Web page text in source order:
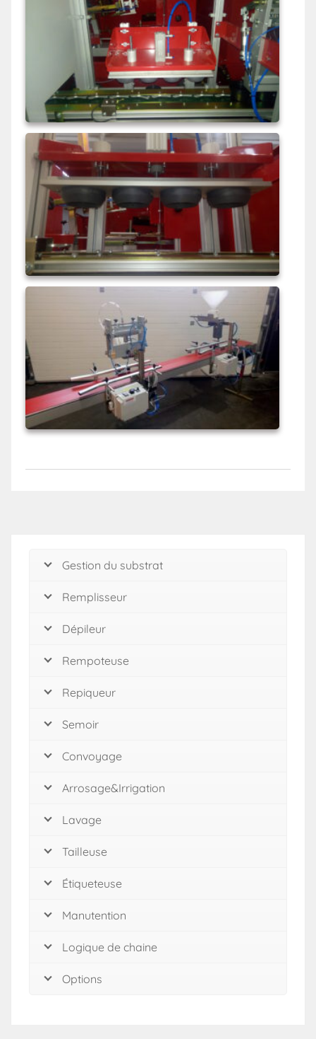
Gestion du substrat
Remplisseur
Dépileur
Rempoteuse
Repiqueur
Semoir
Convoyage
Arrosage&Irrigation
Lavage
Tailleuse
Étiqueteuse
Manutention
Logique de chaine
Options